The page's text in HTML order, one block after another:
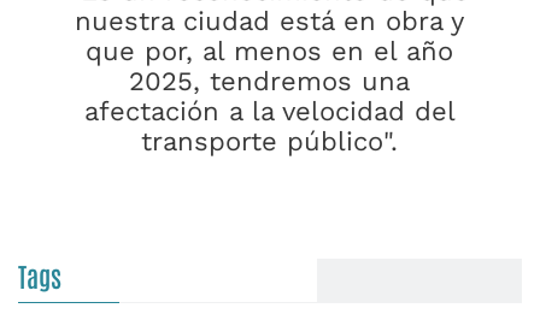
nuestra ciudad está en obra y
que por, al menos en el año
2025, tendremos una
afectación a la velocidad del
transporte público".
Tags